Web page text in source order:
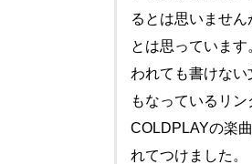
るとは思いませ
とは思っていま
われても書けな
もなっているリン
COLDPLAYの楽
れてつけました。